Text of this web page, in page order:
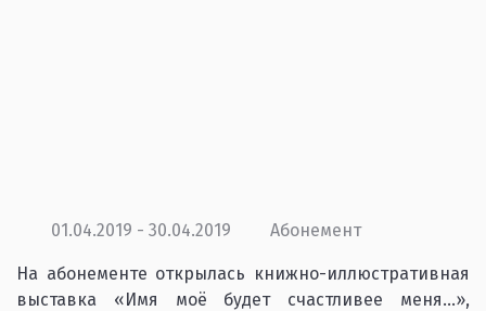
01.04.2019 - 30.04.2019 Абонемент
На абонементе открылась книжно-иллюстративная
выставка «Имя моё будет счастливее меня…»,